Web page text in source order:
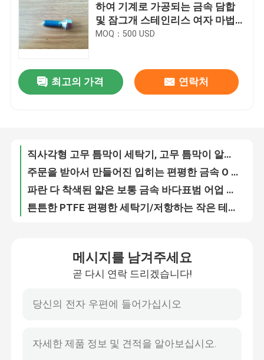
집
회사 소개
품질 관리
문의하기
고무 오일 씰
하여 기계로 가공되는 금속 담합
및 잠그개 스테인리스 여자 마법사
놀이쇠
MOQ：500 USD
최고의 가격 연락처
직사각형 고무 틈막이 세탁기, 고무 틈막이 알칼리성 저항하는
주문을 받아서 만들어진 입히는 편평한 금속 O 반지, 작은 금속 반지 틈막이 내산성
파란 다 착색된 얇은 보통 금속 바다표범 어업 세탁기 구리 스테인리스 O 반지
튼튼한 PTFE 편평한 세탁기/저항하는 작은 테플론 세탁기 고/저 Tamperature
메시지를 남겨주세요
곧 다시 연락 드리겠습니다!